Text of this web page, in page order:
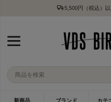
5,500円（税込）
新商品 ブランド カテ